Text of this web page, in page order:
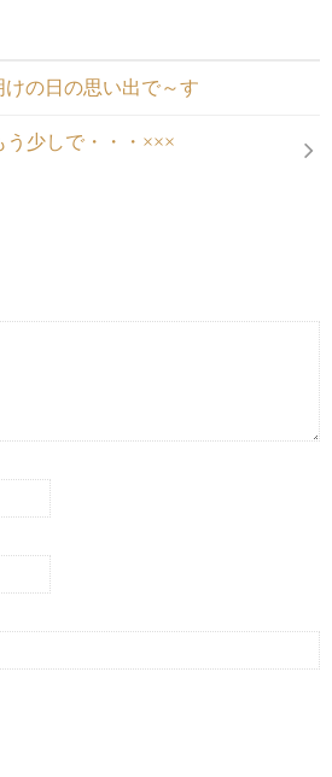
けの日の思い出で～す
う少しで・・・×××